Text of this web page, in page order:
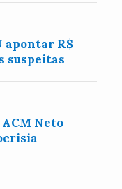
apontar R$
suspeitas
Neto